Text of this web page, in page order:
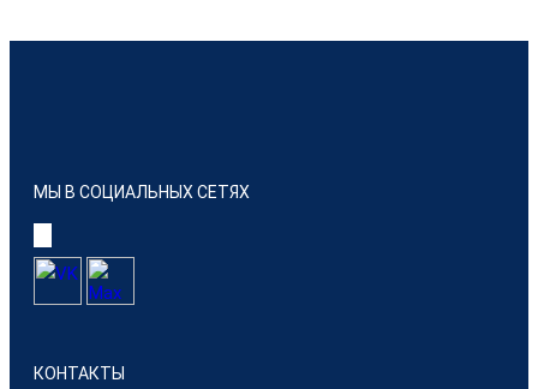
МЫ В СОЦИАЛЬНЫХ СЕТЯХ
КОНТАКТЫ